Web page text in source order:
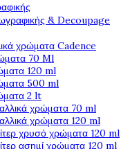
& Decoupage
χρώματα Cadence
70 Ml
120 ml
500 ml
2 lt
χρώματα 70 ml
χρώματα 120 ml
χρυσό χρώματα 120 ml
ασημί χρώματα 120 ml